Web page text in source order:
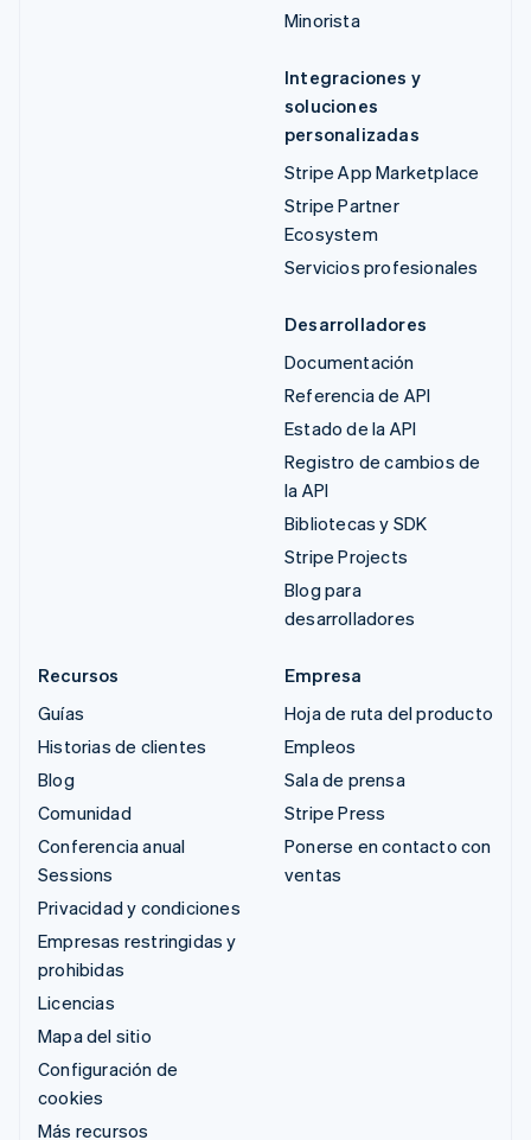
Minorista
Integraciones y
soluciones
personalizadas
Stripe App Marketplace
Stripe Partner
Ecosystem
Servicios profesionales
Desarrolladores
Documentación
Referencia de API
Estado de la API
Registro de cambios de
la API
Bibliotecas y SDK
Stripe Projects
Blog para
desarrolladores
Recursos
Guías
Historias de clientes
Blog
Comunidad
Conferencia anual
Sessions
Privacidad y condiciones
Empresas restringidas y
prohibidas
Licencias
Mapa del sitio
Configuración de
cookies
Más recursos
Empresa
Hoja de ruta del producto
Empleos
Sala de prensa
Stripe Press
Ponerse en contacto con
ventas